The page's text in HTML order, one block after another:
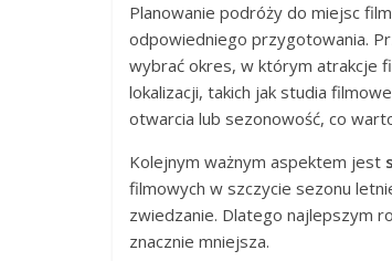
Planowanie podróży do miejsc
odpowiedniego przygotowania.
wybrać okres, w którym atrakcje
lokalizacji, takich jak studia
otwarcia lub sezonowość, co
Kolejnym ważnym aspektem jest
filmowych w szczycie sezonu
zwiedzanie. Dlatego najlepszym
znacznie mniejsza.